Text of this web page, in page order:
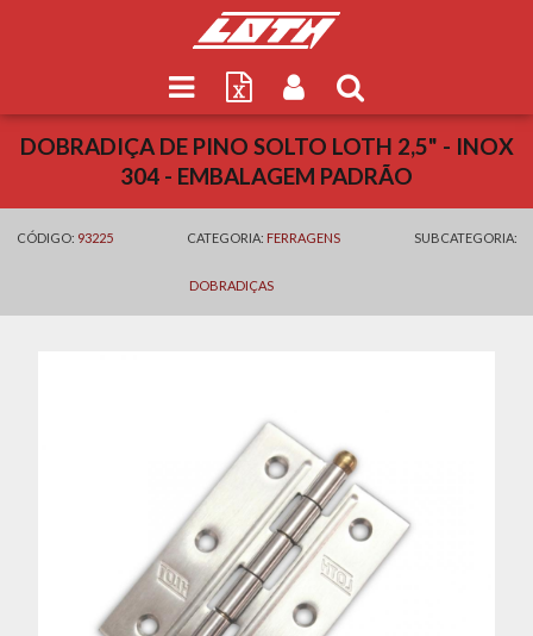
DOBRADIÇA DE PINO SOLTO LOTH 2,5" - INOX
304 - EMBALAGEM PADRÃO
CÓDIGO: 93225 CATEGORIA: FERRAGENS SUBCATEGORIA:
DOBRADIÇAS